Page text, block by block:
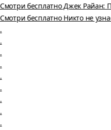
Смотри бесплатно Джек Райан:
Смотри бесплатно Никто не
.
.
.
.
.
.
.
.
.